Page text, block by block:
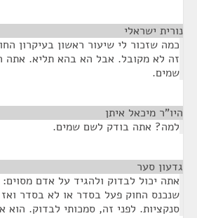
נורית ישראלי
כמה שזכור לי שיעור ראשון בעיקרון
זה לא מקובל. אבל הא בהא תליא. אתה
שמים.
היו"ר מיכאל איתן
למה? אתה בודק לשם שמים.
גדעון סער
אתה יכול לבדוק ולהגיד על אדם
שנכנס החוק פעל בסדר או לא בסדר ואז
סנקציות. לפני זה, סמכותי לבדוק. הוא